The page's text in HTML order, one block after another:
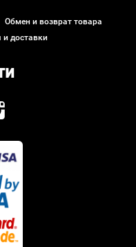
Обмен и возврат товара
доставки